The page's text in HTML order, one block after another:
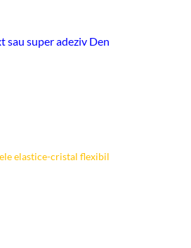
sau super adeziv Den
elastice-cristal flexibil